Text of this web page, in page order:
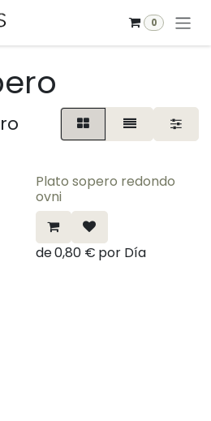
0
Plato sopero redondo
ovni
de0,80€ por Día